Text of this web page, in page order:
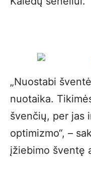
„Nuostabi
nuotaika.
švenčių, per jas
optimizmo“, –
įžiebimo šventę